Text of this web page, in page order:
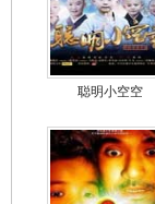
聪明小空空